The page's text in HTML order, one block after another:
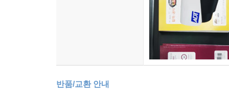
반품/교환 안내